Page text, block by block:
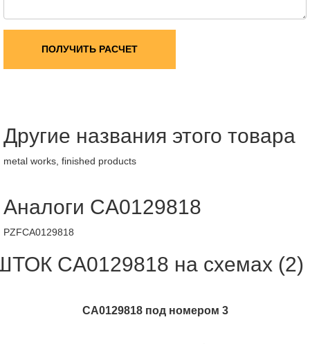
ПОЛУЧИТЬ РАСЧЕТ
Другие названия этого товара
metal works, finished products
Аналоги CA0129818
PZFCA0129818
CA0129818 на схемах (2)
CA0129818 под номером 3